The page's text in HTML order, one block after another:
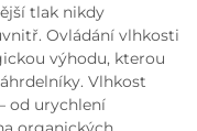
tlak nikdy
Ovládání vlhkosti
výhodu, kterou
Vlhkost
od urychlení